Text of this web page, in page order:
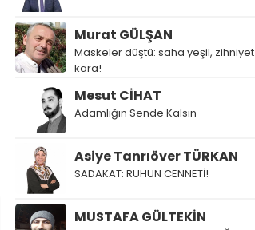
Murat GÜLŞAN
Maskeler düştü: saha yeşil, zihniyet
kara!
Mesut CİHAT
Adamlığın Sende Kalsın
Asiye Tanrıöver TÜRKAN
SADAKAT: RUHUN CENNETİ!
MUSTAFA GÜLTEKİN